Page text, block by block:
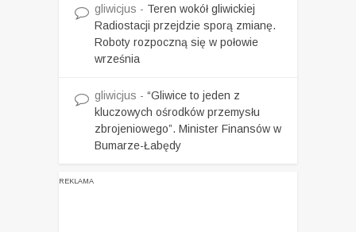
gliwicjus - Teren wokół gliwickiej
Radiostacji przejdzie sporą zmianę.
Roboty rozpoczną się w połowie
września
gliwicjus - “Gliwice to jeden z
kluczowych ośrodków przemysłu
zbrojeniowego”. Minister Finansów w
Bumarze-Łabędy
REKLAMA